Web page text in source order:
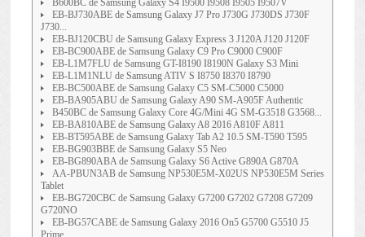
B600BC de Samsung Galaxy S4 I9500 I9508 I9505 I9507V
EB-BJ730ABE de Samsung Galaxy J7 Pro J730G J730DS J730F
J730...
EB-BJ120CBU de Samsung Galaxy Express 3 J120A J120 J120F
EB-BC900ABE de Samsung Galaxy C9 Pro C9000 C900F
EB-L1M7FLU de Samsung GT-I8190 I8190N Galaxy S3 Mini
EB-L1M1NLU de Samsung ATIV S I8750 I8370 I8790
EB-BC500ABE de Samsung Galaxy C5 SM-C5000 C5000
EB-BA905ABU de Samsung Galaxy A90 SM-A905F Authentic
B450BC de Samsung Galaxy Core 4G/Mini 4G SM-G3518 G3568...
EB-BA810ABE de Samsung Galaxy A8 2016 A810F A811
EB-BT595ABE de Samsung Galaxy Tab A2 10.5 SM-T590 T595
EB-BG903BBE de Samsung Galaxy S5 Neo
EB-BG890ABA de Samsung Galaxy S6 Active G890A G870A
AA-PBUN3AB de Samsung NP530E5M-X02US NP530E5M Series
Tablet
EB-BG720CBC de Samsung Galaxy G7200 G7202 G7208 G7209
G720NO
EB-BG57CABE de Samsung Galaxy 2016 On5 G5700 G5510 J5
Prime